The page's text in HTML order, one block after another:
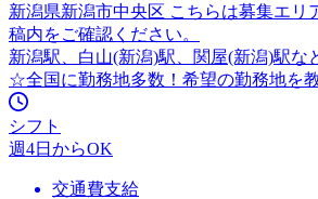
新潟県新潟市中央区 こちらは募集エリ
稿内をご確認ください。
新潟駅、白山(新潟)駅、関屋(新潟)駅な
☆全国に勤務地多数！希望の勤務地を
シフト
週4日からOK
交通費支給